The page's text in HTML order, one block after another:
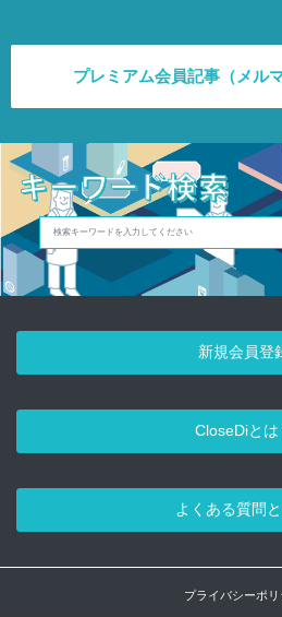
プレミアム会員記事（メル
新規会員登
CloseDiとは
よくある質問
プライバシーポリ